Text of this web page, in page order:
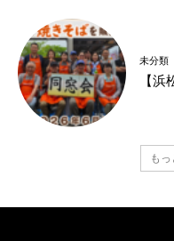
未分類
【
も